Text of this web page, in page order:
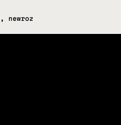
, newroz